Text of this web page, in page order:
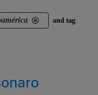
and tag